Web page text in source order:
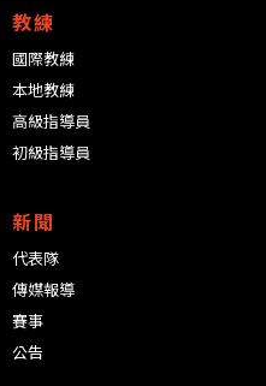
教練
國際教練
本地教練
高級指導員
初級指導員
新聞
代表隊
傳媒報導
賽事
公告